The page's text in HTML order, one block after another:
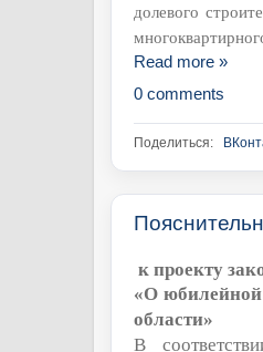
долевого
Read more »
0 comments
Поделиться:
к проекту
«О
области»
В